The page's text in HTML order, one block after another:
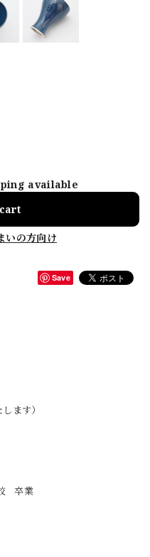
available
いの方向け
Save
ます）
卒業